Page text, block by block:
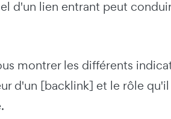
d'un lien entrant peut
montrer les différents
d'un [backlink] et le rôle